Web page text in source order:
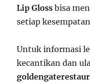
Lip Gloss bisa
setiap
Untuk informasi
kecantikan dan